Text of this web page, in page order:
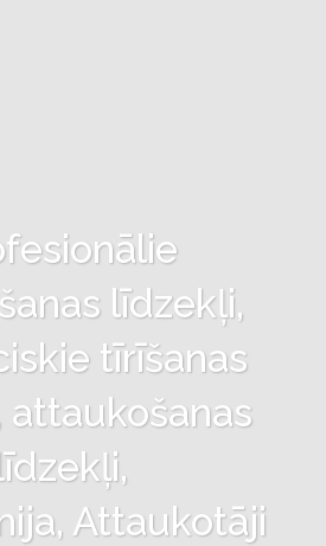
līdzekļi,
tīrīšanas
attaukošanas
Attaukotāji